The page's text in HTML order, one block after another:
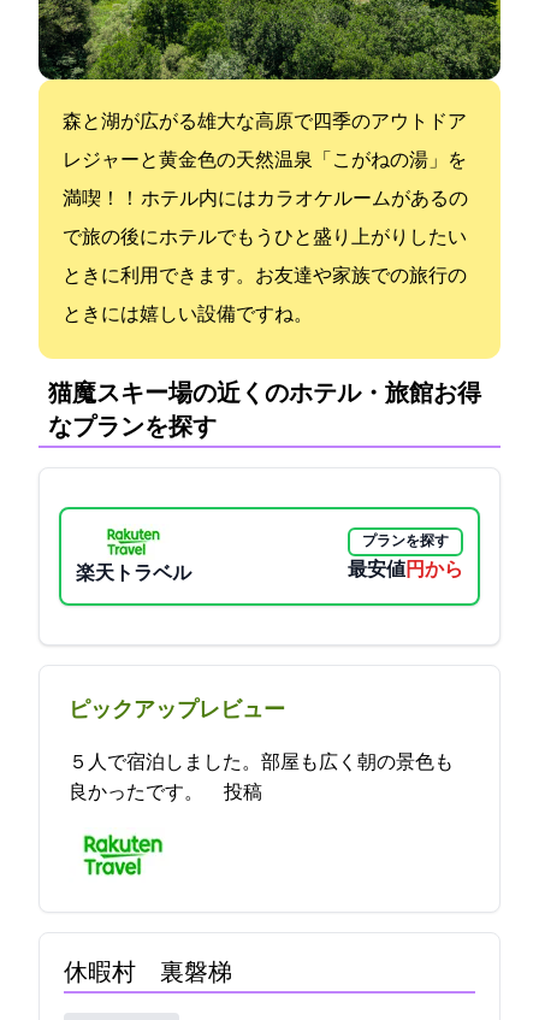
森と湖が広がる雄大な高原で四季のアウトドア
レジャーと黄金色の天然温泉「こがねの湯」を
満喫！！ ホテル内にはカラオケルームがあるの
で旅の後にホテルでもうひと盛り上がりしたい
ときに利用できます。お友達や家族での旅行の
ときには嬉しい設備ですね。
猫魔スキー場の近くのホテル・旅館:お得
なプランを探す
楽天トラベル
プランを探す
最安値9000円から
ピックアップレビュー
５人で宿泊しました。部屋も広く朝の景色も
良かったです。 2022-09-09 19:36:17投稿
休暇村 裏磐梯